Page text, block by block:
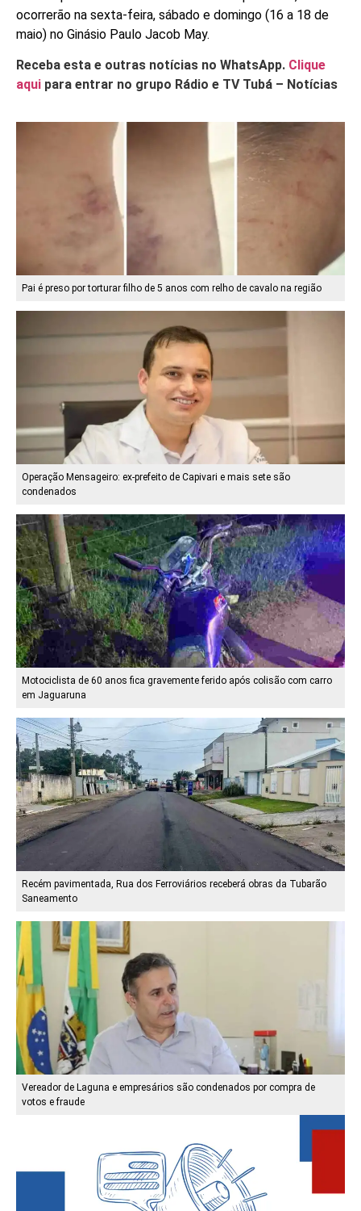
ocorrerão na sexta-feira, sábado e domingo (16 a 18 de
maio) no Ginásio Paulo Jacob May.
Receba esta e outras notícias no WhatsApp. Clique
aqui para entrar no grupo Rádio e TV Tubá – Notícias
Pai é preso por torturar filho de 5 anos com relho de cavalo na região
Operação Mensageiro: ex-prefeito de Capivari e mais sete são
condenados
Motociclista de 60 anos fica gravemente ferido após colisão com carro
em Jaguaruna
Recém pavimentada, Rua dos Ferroviários receberá obras da Tubarão
Saneamento
Vereador de Laguna e empresários são condenados por compra de
votos e fraude